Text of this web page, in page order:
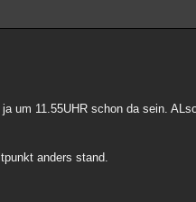
um 11.55UHR schon da sein.
anders stand.